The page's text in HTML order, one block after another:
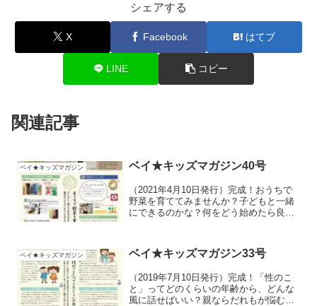
シェアする
X Facebook はてブ
LINE コピー
関連記事
ベイ★キッズマガジン ベイ★キッズマガジン40号
（2021年4月10日発行）完成！おうちで
野菜を育ててみませんか？子どもと一緒
にできるのかな？何をどう始めたら良い
ベイ★キッズマガジン ベイ★キッズマガジン33号
（2019年7月10日発行）完成！「性のこ
と」ってどのくらいの年齢から、どんな
風に話せばいい？親ならだれもが悩むこ